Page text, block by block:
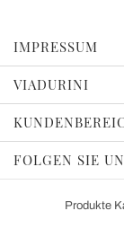
IMPRESSUM
VIADURINI
FOLGEN SIE
Produkte